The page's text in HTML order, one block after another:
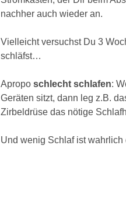
nachher auch wieder an.
Vielleicht versuchst Du 3
schläfst…
Apropo schlecht schlafen:
Geräten sitzt, dann leg z.B.
Zirbeldrüse das nötige
Und wenig Schlaf ist